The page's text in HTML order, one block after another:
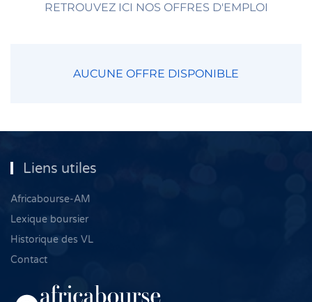
RETROUVEZ ICI NOS OFFRES D'EMPLOI
AUCUNE OFFRE DISPONIBLE
Liens utiles
Africabourse-AM
Lexique boursier
Historique des VL
Contact